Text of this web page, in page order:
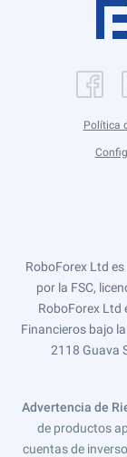
Política
RoboForex Ltd
por la FSC,
RoboForex Ltd
Financieros bajo
2118 Guava
Advertencia de
de productos
cuentas de